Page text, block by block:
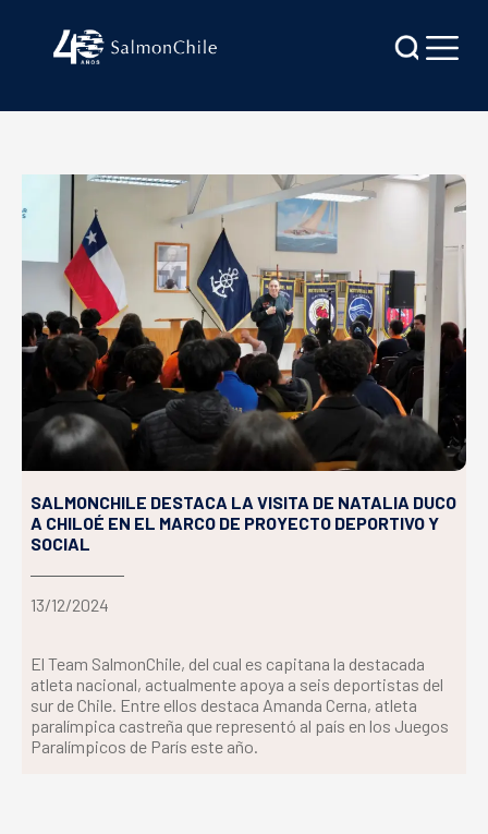
SALMONCHILE DESTACA LA VISITA DE NATALIA DUCO
A CHILOÉ EN EL MARCO DE PROYECTO DEPORTIVO Y
SOCIAL
13/12/2024
El Team SalmonChile, del cual es capitana la destacada
atleta nacional, actualmente apoya a seis deportistas del
sur de Chile. Entre ellos destaca Amanda Cerna, atleta
paralímpica castreña que representó al país en los Juegos
Paralímpicos de París este año.